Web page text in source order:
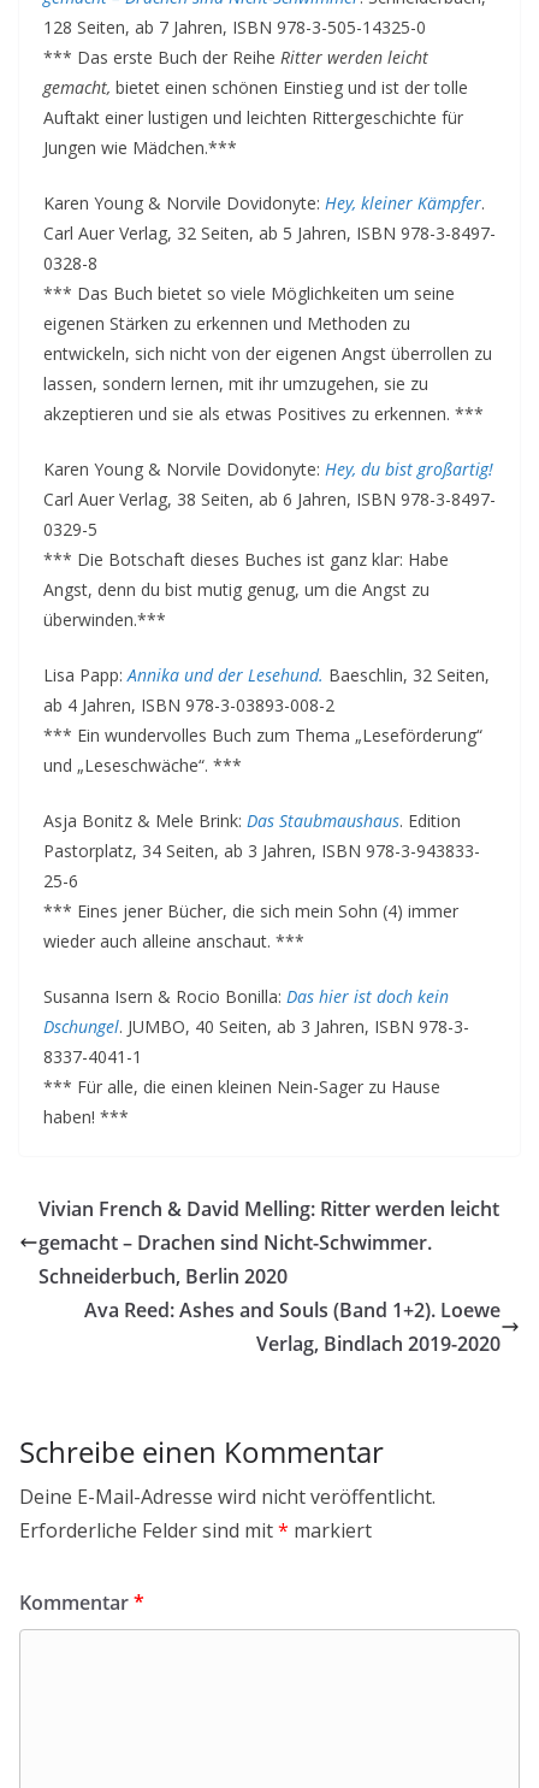
128 Seiten, ab 7 Jahren, ISBN 978-3-505-14325-0
*** Das erste Buch der Reihe Ritter werden leicht
gemacht, bietet einen schönen Einstieg und ist der tolle
Auftakt einer lustigen und leichten Rittergeschichte für
Jungen wie Mädchen.***
Karen Young & Norvile Dovidonyte: Hey, kleiner Kämpfer.
Carl Auer Verlag, 32 Seiten, ab 5 Jahren, ISBN 978-3-8497-
0328-8
*** Das Buch bietet so viele Möglichkeiten um seine
eigenen Stärken zu erkennen und Methoden zu
entwickeln, sich nicht von der eigenen Angst überrollen zu
lassen, sondern lernen, mit ihr umzugehen, sie zu
akzeptieren und sie als etwas Positives zu erkennen. ***
Karen Young & Norvile Dovidonyte: Hey, du bist großartig!
Carl Auer Verlag, 38 Seiten, ab 6 Jahren, ISBN 978-3-8497-
0329-5
*** Die Botschaft dieses Buches ist ganz klar: Habe
Angst, denn du bist mutig genug, um die Angst zu
überwinden.***
Lisa Papp:Annika und der Lesehund. Baeschlin, 32 Seiten,
ab 4 Jahren, ISBN 978-3-03893-008-2
*** Ein wundervolles Buch zum Thema „Leseförderung“
und „Leseschwäche“. ***
Asja Bonitz & Mele Brink: Das Staubmaushaus. Edition
Pastorplatz, 34 Seiten, ab 3 Jahren, ISBN 978-3-943833-
25-6
*** Eines jener Bücher, die sich mein Sohn (4) immer
wieder auch alleine anschaut. ***
Susanna Isern & Rocio Bonilla: Das hier ist doch kein
Dschungel. JUMBO, 40 Seiten, ab 3 Jahren, ISBN 978-3-
8337-4041-1
*** Für alle, die einen kleinen Nein-Sager zu Hause
haben! ***
Vivian French & David Melling: Ritter werden leicht
gemacht – Drachen sind Nicht-Schwimmer.
Schneiderbuch, Berlin 2020
Ava Reed: Ashes and Souls (Band 1+2). Loewe
Verlag, Bindlach 2019-2020
Schreibe einen Kommentar
Deine E-Mail-Adresse wird nicht veröffentlicht.
Erforderliche Felder sind mit* markiert
Kommentar*